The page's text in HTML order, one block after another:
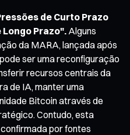
de Curto Prazo
Longo Prazo". Alguns
da MARA, lançada após
ser uma reconfiguração
recursos centrais da
de IA, manter uma
Bitcoin através de
Contudo, esta
por fontes